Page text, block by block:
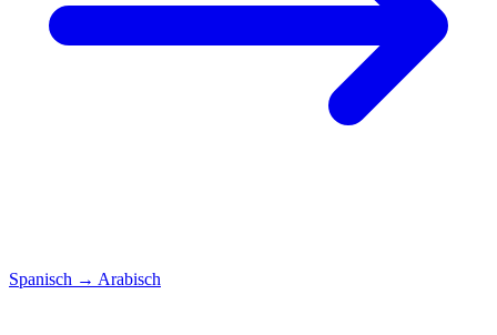
Spanisch → Arabisch